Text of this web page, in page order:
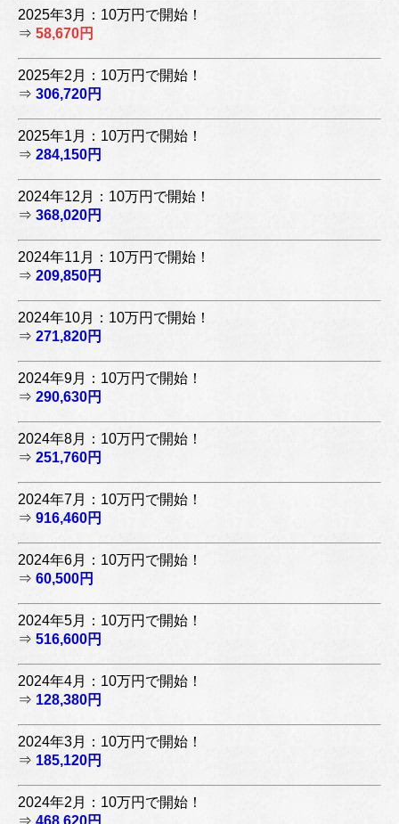
2025年3月：10万円で開始！
⇒ 58,670円
2025年2月：10万円で開始！
⇒ 306,720円
2025年1月：10万円で開始！
⇒ 284,150円
2024年12月：10万円で開始！
⇒ 368,020円
2024年11月：10万円で開始！
⇒ 209,850円
2024年10月：10万円で開始！
⇒ 271,820円
2024年9月：10万円で開始！
⇒ 290,630円
2024年8月：10万円で開始！
⇒ 251,760円
2024年7月：10万円で開始！
⇒ 916,460円
2024年6月：10万円で開始！
⇒ 60,500円
2024年5月：10万円で開始！
⇒ 516,600円
2024年4月：10万円で開始！
⇒ 128,380円
2024年3月：10万円で開始！
⇒ 185,120円
2024年2月：10万円で開始！
⇒ 468,620円